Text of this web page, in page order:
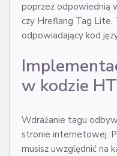
poprzez odpowiednią
czy Hreflang Tag Lite.
odpowiadający kod
w kodzie
Wdrażanie tagu
stronie internetowej.
musisz uwzględnić na